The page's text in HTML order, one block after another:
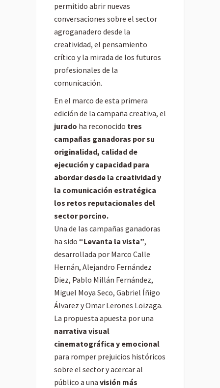
permitido abrir nuevas
conversaciones sobre el sector
agroganadero desde la
creatividad, el pensamiento
crítico y la mirada de los futuros
profesionales de la
comunicación.
En el marco de esta primera
edición de la campaña creativa, el
jurado ha reconocido tres
campañas ganadoras por su
originalidad, calidad de
ejecución y capacidad para
abordar desde la creatividad y
la comunicación estratégica
los retos reputacionales del
sector porcino.
Una de las campañas ganadoras
ha sido “Levanta la vista”,
desarrollada por Marco Calle
Hernán, Alejandro Fernández
Diez, Pablo Millán Fernández,
Miguel Moya Seco, Gabriel Íñigo
Álvarez y Omar Lerones Loizaga.
La propuesta apuesta por una
narrativa visual
cinematográfica y emocional
para romper prejuicios históricos
sobre el sector y acercar al
público a una visión más